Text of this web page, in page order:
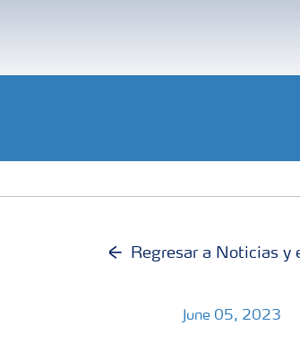
Regresar a Noticias y
June 05, 2023